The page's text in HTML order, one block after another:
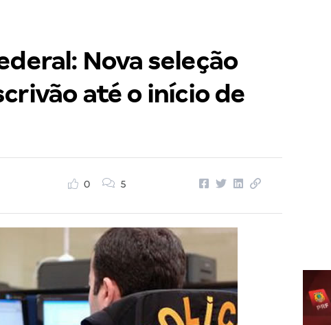
Nova seleção
até o início de
0 5